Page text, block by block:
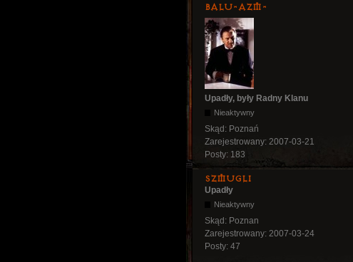
Balu-AZM-
Upadły, były Radny Klanu
Nieaktywny
Skąd: Poznań
Zarejestrowany: 2007-03-21
Posty: 183
Szmugli
Upadły
Nieaktywny
Skąd: Poznan
Zarejestrowany: 2007-03-24
Posty: 47